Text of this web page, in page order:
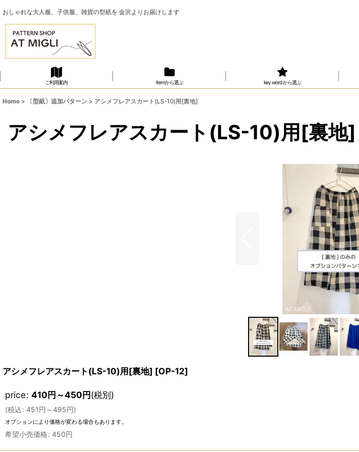
おしゃれな大人服、子供服、雑貨の型紙を 金沢よりお届けします
ご利用案内 Itemから選ぶ key word から選ぶ
Home > 〔型紙〕追加パターン > アシメフレアスカート(LS-10)用[裏地]
アシメフレアスカート(LS-10)用[裏地]
アシメフレアスカート(LS-10)用[裏地] [OP-12]
price: 410円～450円(税別)
(税込: 451円 ～495円)
オプションにより価格が変わる場合もあります。
希望小売価格: 450円